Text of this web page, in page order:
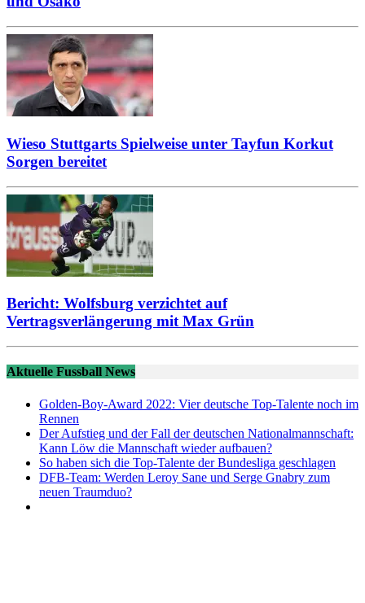
Wieso Stuttgarts Spielweise unter Tayfun Korkut
Sorgen bereitet
Bericht: Wolfsburg verzichtet auf
Vertragsverlängerung mit Max Grün
Aktuelle Fussball News
Golden-Boy-Award 2022: Vier deutsche Top-Talente noch im
Rennen
Der Aufstieg und der Fall der deutschen Nationalmannschaft:
Kann Löw die Mannschaft wieder aufbauen?
So haben sich die Top-Talente der Bundesliga geschlagen
DFB-Team: Werden Leroy Sane und Serge Gnabry zum
neuen Traumduo?